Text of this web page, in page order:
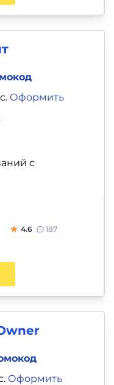
Оформить
с
4.6 187
Оформить